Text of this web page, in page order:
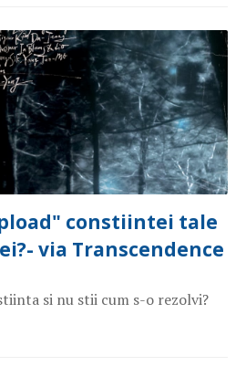
constiintei tale
via Transcendence
si nu stii cum s-o rezolvi?